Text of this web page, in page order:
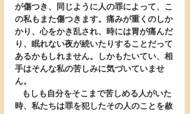
が傷つき、同じように人の罪によって、こ
の私もまた傷つきます。痛みが重くのしか
かり、心をかき乱され、時には胃が痛んだ
り、眠れない夜が続いたりすることだって
あるかもしれません。しかもたいてい、相
手はそんな私の苦しみに気づいていませ
ん。
時、私たちは罪を犯したその人のことを赦